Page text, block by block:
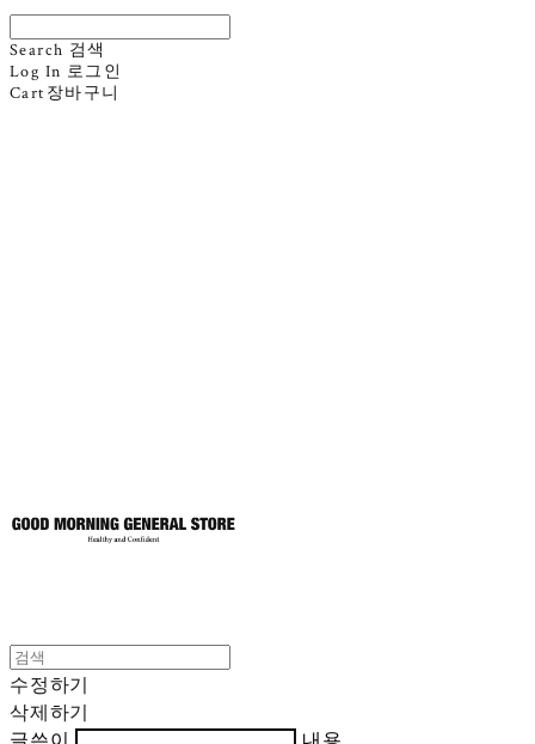
Search 검색
Log In 로그인
Cart 장바구니
수정하기
삭제하기